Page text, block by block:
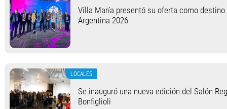
Villa María presentó su oferta como
Argentina 2026
LOCALES
Se inauguró una nueva edición del Salón
Bonfiglioli